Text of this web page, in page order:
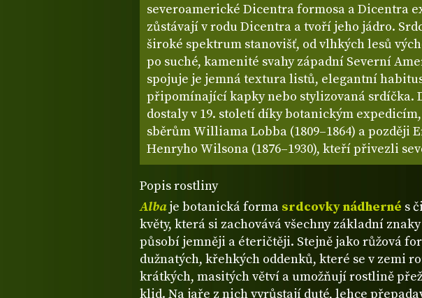
severoamerické Dicentra formosa a Dicentra
zůstávají v rodu Dicentra a tvoří jeho jádro.
široké spektrum stanovišť, od vlhkých lesů
po suché, kamenité svahy západní Severní
spojuje je jemná textura listů, elegantní
připomínající kapky nebo stylizovaná srdíčka.
dostaly v 19. století díky botanickým
sběrům Williama Lobba (1809–1864) a později
Henryho Wilsona (1876–1930), kteří přivezli
Popis rostliny
Albaje botanická forma srdcovky nádherné s
květy, která si zachovává všechny základní
působí jemněji a éteričtěji. Stejně jako růžová
dužnatých, křehkých oddenků, které se v zemi
krátkých, masitých větví a umožňují rostlině
klid. Na jaře z nich vyrůstají duté, lehce